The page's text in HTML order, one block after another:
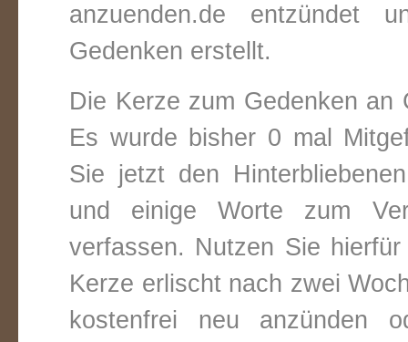
anzuenden.de entzündet
Gedenken erstellt.
Die Kerze zum Gedenken an
Es wurde bisher 0 mal
Sie jetzt den
und einige Worte zum
verfassen. Nutzen Sie
Kerze erlischt nach zwei
kostenfrei neu anzünden